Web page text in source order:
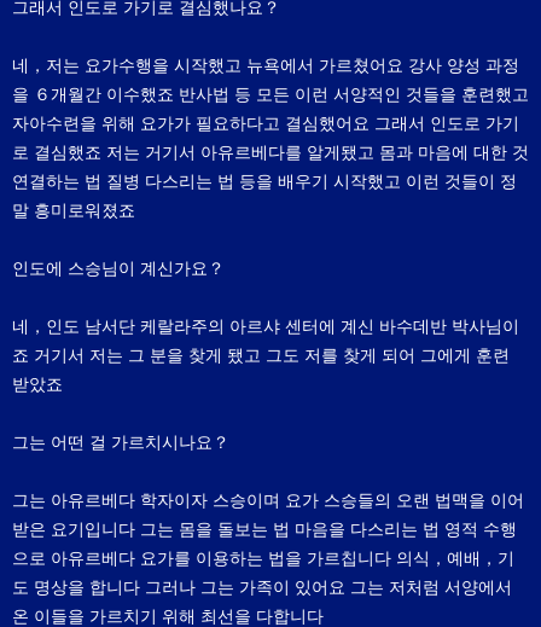
그래서 인도로 가기로 결심했나요？
네，저는 요가수행을 시작했고 뉴욕에서 가르쳤어요 강사 양성 과정
을 ６개월간 이수했죠 반사법 등 모든 이런 서양적인 것들을 훈련했고
자아수련을 위해 요가가 필요하다고 결심했어요 그래서 인도로 가기
로 결심했죠 저는 거기서 아유르베다를 알게됐고 몸과 마음에 대한 것
연결하는 법 질병 다스리는 법 등을 배우기 시작했고 이런 것들이 정
말 흥미로워졌죠
인도에 스승님이 계신가요？
네，인도 남서단 케랄라주의 아르샤 센터에 계신 바수데반 박사님이
죠 거기서 저는 그 분을 찾게 됐고 그도 저를 찾게 되어 그에게 훈련
받았죠
그는 어떤 걸 가르치시나요？
그는 아유르베다 학자이자 스승이며 요가 스승들의 오랜 법맥을 이어
받은 요기입니다 그는 몸을 돌보는 법 마음을 다스리는 법 영적 수행
으로 아유르베다 요가를 이용하는 법을 가르칩니다 의식，예배，기
도 명상을 합니다 그러나 그는 가족이 있어요 그는 저처럼 서양에서
온 이들을 가르치기 위해 최선을 다합니다